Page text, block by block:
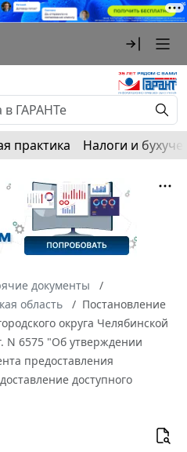
практика Налоги и
документы
область
Постановление
округа Челябинской
N 6575 "Об утверждении
предоставления
доступного